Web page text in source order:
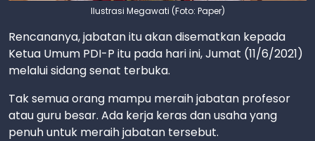
Ilustrasi Megawati (Foto: Paper)
Rencananya, jabatan itu akan disematkan kepada
Ketua Umum PDI-P itu pada hari ini, Jumat (11/6/2021)
melalui sidang senat terbuka.
Tak semua orang mampu meraih jabatan profesor
atau guru besar. Ada kerja keras dan usaha yang
penuh untuk meraih jabatan tersebut.